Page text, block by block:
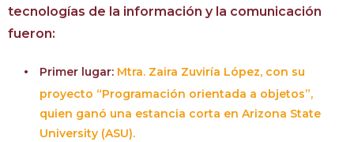
tecnologías de la información y la comunicación
fueron:
Primer lugar: Mtra. Zaira Zuviría López, con su
proyecto “Programación orientada a objetos”,
quien ganó una estancia corta en Arizona State
University (ASU).